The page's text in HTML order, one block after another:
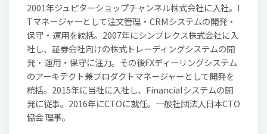
2001年ジュピターショップチャンネル株式会社に入社。I
Tマネージャーとして注文管理・CRMシステムの開発・
保守・運用を統括。2007年にシンプレクス株式会社に入
社し、証券会社向けの株式トレーディングシステムの開
発・運用・保守に注力。その後FXディーリングシステム
のアーキテクト兼プロダクトマネージャーとして開発を
統括。2015年に当社に入社し、Financialシステムの開
発に従事。2016年にCTOに就任。一般社団法人日本CTO
協会 理事。